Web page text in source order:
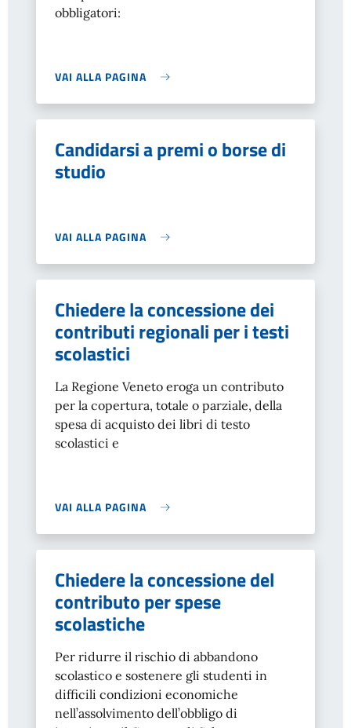
obbligatori:
VAI ALLA PAGINA
Candidarsi a premi o borse di
studio
VAI ALLA PAGINA
Chiedere la concessione dei
contributi regionali per i testi
scolastici
La Regione Veneto eroga un contributo
per la copertura, totale o parziale, della
spesa di acquisto dei libri di testo
scolastici e
VAI ALLA PAGINA
Chiedere la concessione del
contributo per spese
scolastiche
Per ridurre il rischio di abbandono
scolastico e sostenere gli studenti in
difficili condizioni economiche
nell’assolvimento dell’obbligo di